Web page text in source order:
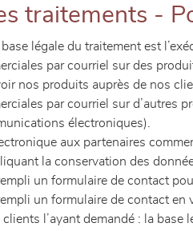
traitements -
légale du traitement est
par courriel sur des
nos produits auprès de nos
par courriel sur d’autres
électroniques).
aux partenaires
la conservation des
un formulaire de contact
un formulaire de contact en
l’ayant demandé : la